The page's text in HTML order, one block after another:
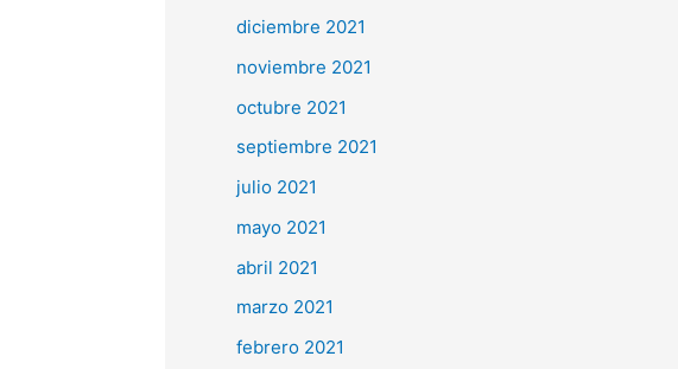
diciembre 2021
noviembre 2021
octubre 2021
septiembre 2021
julio 2021
mayo 2021
abril 2021
marzo 2021
febrero 2021